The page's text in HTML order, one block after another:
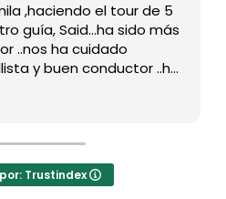
el tour de 5
sido más
..ha
y
a Mila
Hicimos
grupo de
Desde mi
Trustindex